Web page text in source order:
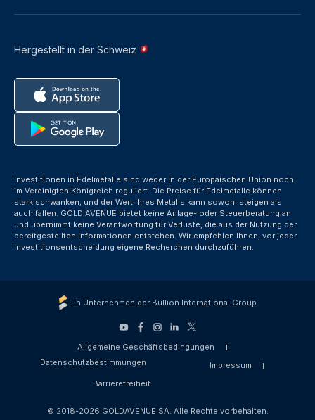
Hergestellt in der Schweiz
Investitionen in Edelmetalle sind weder in der Europäischen Union noch
im Vereinigten Königreich reguliert. Die Preise für Edelmetalle können
stark schwanken, und der Wert Ihres Metalls kann sowohl steigen als
auch fallen. GOLD AVENUE bietet keine Anlage- oder Steuerberatung an
und übernimmt keine Verantwortung für Verluste, die aus der Nutzung der
bereitgestellten Informationen entstehen. Wir empfehlen Ihnen, vor jeder
Investitionsentscheidung eigene Recherchen durchzuführen.
Ein Unternehmen der Bullion International Group
Allgemeine Geschäftsbedingungen
Datenschutzbestimmungen
Impressum
Barrierefreiheit
© 2018-2026 GOLDAVENUE SA. Alle Rechte vorbehalten.